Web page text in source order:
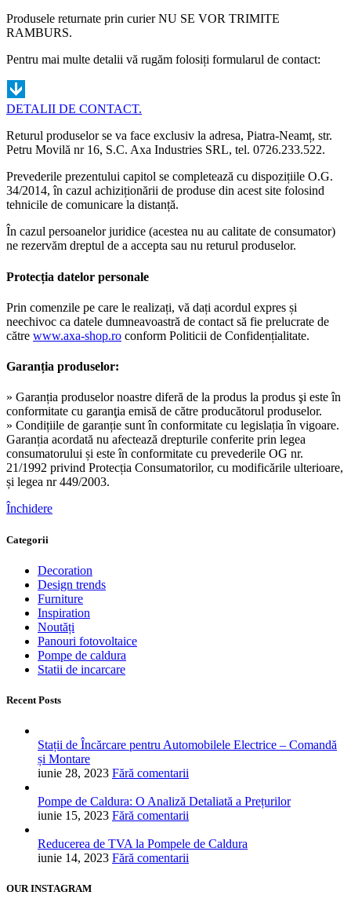
Produsele returnate prin curier NU SE VOR TRIMITE
RAMBURS.
Pentru mai multe detalii vă rugăm folosiți formularul de contact:
DETALII DE CONTACT.
Returul produselor se va face exclusiv la adresa, Piatra-Neamț, str.
Petru Movilă nr 16, S.C. Axa Industries SRL, tel. 0726.233.522.
Prevederile prezentului capitol se completează cu dispozițiile O.G.
34/2014, în cazul achiziționării de produse din acest site folosind
tehnicile de comunicare la distanță.
În cazul persoanelor juridice (acestea nu au calitate de consumator)
ne rezervăm dreptul de a accepta sau nu returul produselor.
Protecția datelor personale
Prin comenzile pe care le realizați, vă dați acordul expres și
neechivoc ca datele dumneavoastră de contact să fie prelucrate de
către www.axa-shop.ro conform Politicii de Confidențialitate.
Garanția produselor:
» Garanția produselor noastre diferă de la produs la produs şi este în
conformitate cu garanţia emisă de către producătorul produselor.
» Condițiile de garanție sunt în conformitate cu legislația în vigoare.
Garanția acordată nu afectează drepturile conferite prin legea
consumatorului și este în conformitate cu prevederile OG nr.
21/1992 privind Protecția Consumatorilor, cu modificările ulterioare,
și legea nr 449/2003.
Închidere
Categorii
Decoration
Design trends
Furniture
Inspiration
Noutăți
Panouri fotovoltaice
Pompe de caldura
Statii de incarcare
Recent Posts
Stații de Încărcare pentru Automobilele Electrice – Comandă
și Montare
iunie 28, 2023 Fără comentarii
Pompe de Caldura: O Analiză Detaliată a Prețurilor
iunie 15, 2023 Fără comentarii
Reducerea de TVA la Pompele de Caldura
iunie 14, 2023 Fără comentarii
OUR INSTAGRAM